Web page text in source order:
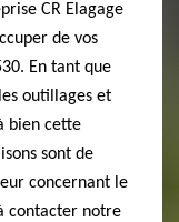
CR Elagage
de vos
En tant que
outillages et
bien cette
sont de
concernant le
contacter notre